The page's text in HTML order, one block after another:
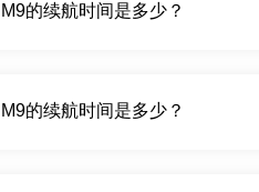
M9的续航时间是多少？
M9的续航时间是多少？